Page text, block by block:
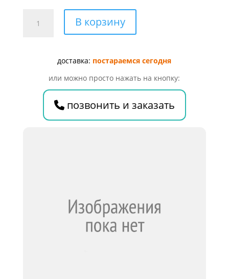
товара
В корзину
доставка: постараемся сегодня
или можно просто нажать на кнопку:
позвонить и заказать